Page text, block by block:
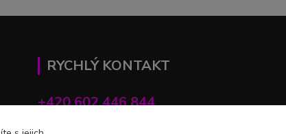
RYCHLÝ KONTAKT
+420 602 446 844